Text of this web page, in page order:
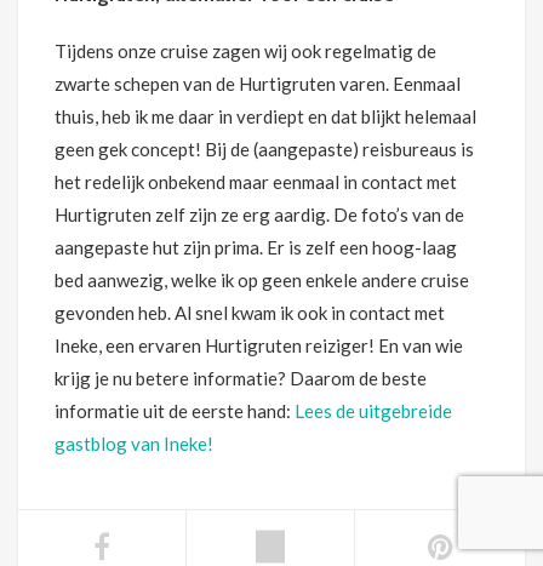
Tijdens onze cruise zagen wij ook regelmatig de
zwarte schepen van de Hurtigruten varen. Eenmaal
thuis, heb ik me daar in verdiept en dat blijkt helemaal
geen gek concept! Bij de (aangepaste) reisbureaus is
het redelijk onbekend maar eenmaal in contact met
Hurtigruten zelf zijn ze erg aardig. De foto’s van de
aangepaste hut zijn prima. Er is zelf een hoog-laag
bed aanwezig, welke ik op geen enkele andere cruise
gevonden heb. Al snel kwam ik ook in contact met
Ineke, een ervaren Hurtigruten reiziger! En van wie
krijg je nu betere informatie? Daarom de beste
informatie uit de eerste hand: Lees de uitgebreide
gastblog van Ineke!